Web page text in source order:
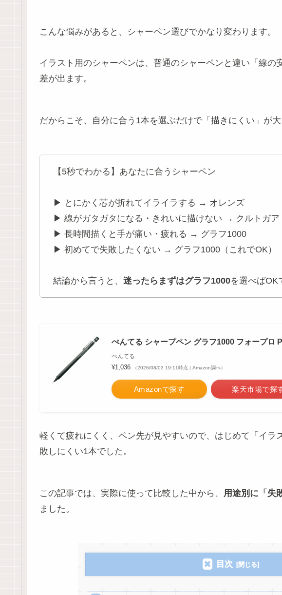
こんな悩みがあると、シャーペン選びでかなり変わります。
イラスト用のシャーペンは、普通のシャーペンと違い「線の
差が出ます。
だからこそ、自分に合う1本を選ぶだけで「描きにくい」が大
【5秒でわかる】あなたに合うシャーペン
▶ とにかく芯が折れてイライラする → オレンズ
▶ 線がガタガタになる・きれいに描けない → クルトガア
▶ 長時間描くと手が痛い・疲れる → グラフ1000
▶ 初めてで失敗したくない → グラフ1000（これでOK）
結論から言うと、 迷ったらまずはグラフ1000を選べばOK
ぺんてる シャープペン グラフ1000 フォープロ
ぺんてる
¥1,036 （2026/08/03 19:11時点 | Amazon調べ）
Amazonで探す 楽天市場で探
軽くて疲れにくく、ペン先が見やすいので、はじめて「イラ
敗しにくい1本でした。
この記事では、実際に使って比較した中から、 用途別に「失
ました。
目次